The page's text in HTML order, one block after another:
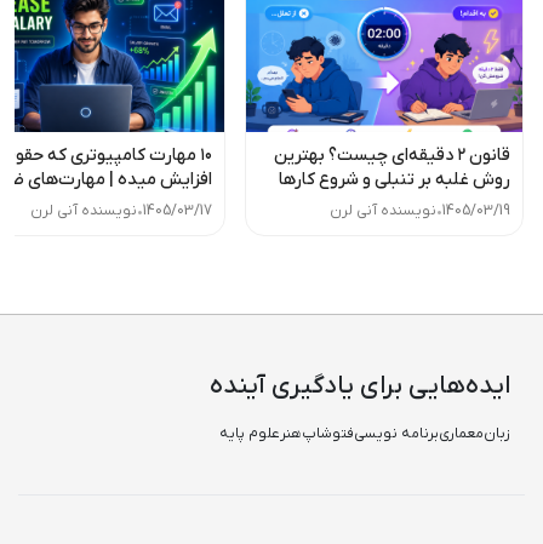
قانون ۲ دقیقه‌ای چیست؟ بهترین
روش غلبه بر تنبلی و شروع کارها
1405/03/19
•نویسنده آنی لرن
۱۰ مهارت کامپیوتری که
افزایش میده | مهارت‌های
بازار کار
1405/03/17
•نویسنده آنی لرن
ایده‌هایی برای یادگیری آینده
زبانمعماریبرنامه نویسیفتوشاپهنرعلوم پایه